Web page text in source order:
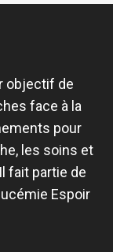
objectif de
face à la
pour
les soins et
fait partie de
Espoir